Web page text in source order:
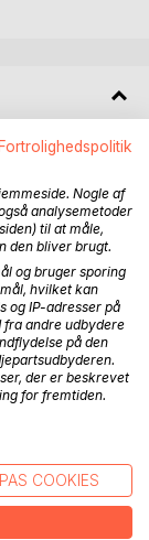
i december
oprindelige
Allé. Jens
i Aarhus,
besynderlig
akrylmaling i
og
for ham.
til indlevelse,
og
Fortrolighedspolitik
Nogle af
analysemetoder
til at måle,
den bliver brugt.
og bruger sporing
hvilket kan
og IP-adresser på
andre udbydere
på den
der er beskrevet
for fremtiden.
COOKIES